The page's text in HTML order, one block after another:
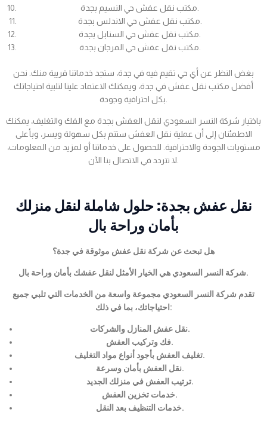
بغض النظر عن أي حي تقيم فيه في جدة، ستجد خدماتنا قريبة منك. نحن
أفضل مكتب نقل عفش في جدة، ويمكنك الاعتماد علينا لتلبية احتياجاتك
باختيار شركة النسر السعودي لنقل العفش بجدة مع الفك والتغليف، يمكنك
الاطمئنان إلى أن عملية نقل العفش ستتم بكل سهولة ويسر، وبأعلى
مستويات الجودة والاحترافية. للحصول على خدماتنا أو لمزيد من المعلومات،
نقل عفش بجدة: حلول شاملة لنقل منزلك
بأمان وراحة بال
هل تبحث عن شركة نقل عفش موثوقة في جدة؟
شركة النسر السعودي هي الخيار الأمثل لنقل عفشك بأمان وراحة بال.
تقدم شركة النسر السعودي مجموعة واسعة من الخدمات التي تلبي جميع
احتياجاتك، بما في ذلك:
نقل عفش المنازل والشركات.
فك وتركيب العفش.
تغليف العفش بأجود أنواع مواد التغليف.
نقل العفش بأمان وسرعة.
ترتيب العفش في منزلك الجديد.
خدمات تخزين العفش.
خدمات التنظيف بعد النقل.